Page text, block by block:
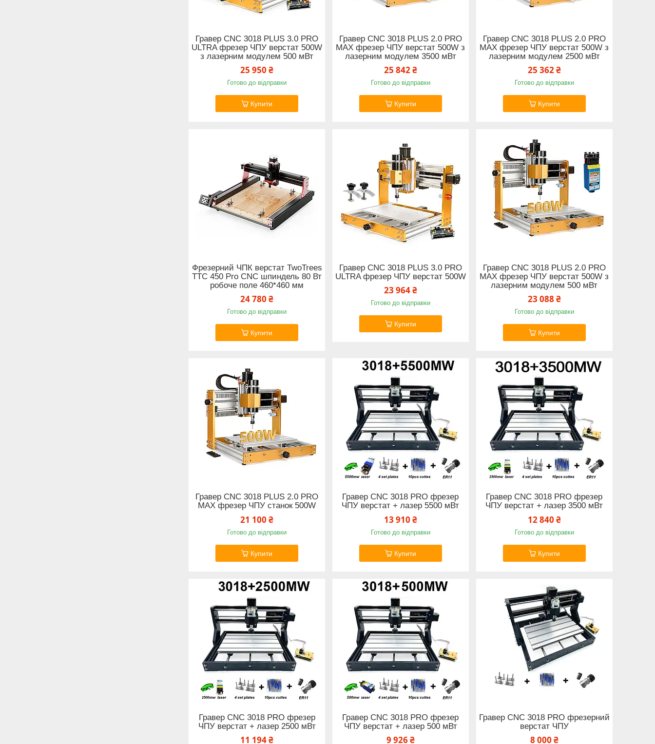
Гравер CNC 3018 PLUS 3.0 PRO
ULTRA фрезер ЧПУ верстат 500W
з лазерним модулем 500 мВт
25 950 ₴
Готово до відправки
Купити
Гравер CNC 3018 PLUS 2.0 PRO
MAX фрезер ЧПУ верстат 500W з
лазерним модулем 3500 мВт
25 842 ₴
Готово до відправки
Купити
Гравер CNC 3018 PLUS 2.0 PRO
MAX фрезер ЧПУ верстат 500W з
лазерним модулем 2500 мВт
25 362 ₴
Готово до відправки
Купити
Фрезерний ЧПК верстат TwoTrees
TTC 450 Pro CNC шпиндель 80 Вт
робоче поле 460*460 мм
24 780 ₴
Готово до відправки
Купити
Гравер CNC 3018 PLUS 3.0 PRO
ULTRA фрезер ЧПУ верстат 500W
23 964 ₴
Готово до відправки
Купити
Гравер CNC 3018 PLUS 2.0 PRO
MAX фрезер ЧПУ верстат 500W з
лазерним модулем 500 мВт
23 088 ₴
Готово до відправки
Купити
Гравер CNC 3018 PLUS 2.0 PRO
MAX фрезер ЧПУ станок 500W
21 100 ₴
Готово до відправки
Купити
Гравер CNC 3018 PRO фрезер
ЧПУ верстат + лазер 5500 мВт
13 910 ₴
Готово до відправки
Купити
Гравер CNC 3018 PRO фрезер
ЧПУ верстат + лазер 3500 мВт
12 840 ₴
Готово до відправки
Купити
Гравер CNC 3018 PRO фрезер
ЧПУ верстат + лазер 2500 мВт
11 194 ₴
Гравер CNC 3018 PRO фрезер
ЧПУ верстат + лазер 500 мВт
9 926 ₴
Гравер CNC 3018 PRO фрезерний
верстат ЧПУ
8 000 ₴